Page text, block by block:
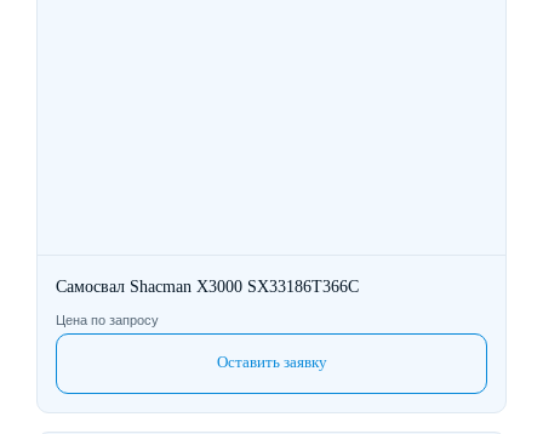
Самосвал Shacman X3000 SX33186T366C
Цена по запросу
Оставить заявку